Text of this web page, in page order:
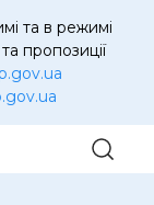
та в режимі
пропозиції